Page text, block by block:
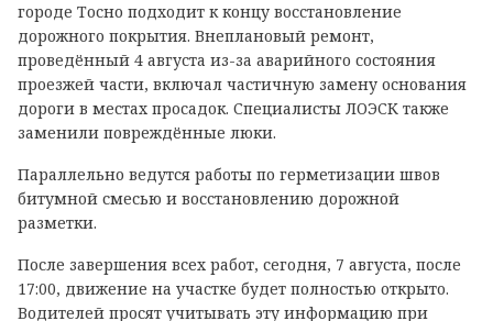
городе Тосно подходит к концу восстановление
дорожного покрытия. Внеплановый ремонт,
проведённый 4 августа из-за аварийного состояния
проезжей части, включал частичную замену основания
дороги в местах просадок. Специалисты ЛОЭСК также
заменили повреждённые люки.
Параллельно ведутся работы по герметизации швов
битумной смесью и восстановлению дорожной
разметки.
После завершения всех работ, сегодня, 7 августа, после
17:00, движение на участке будет полностью открыто.
Водителей просят учитывать эту информацию при